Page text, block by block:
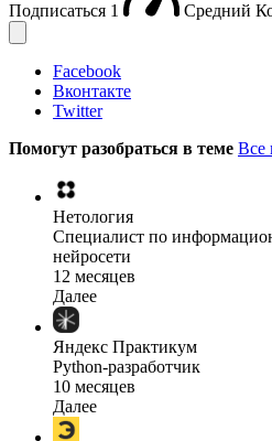
Подписаться 1 Средний
Facebook
Вконтакте
Twitter
Помогут разобраться в теме Все
Нетология
Специалист по
нейросети
12 месяцев
Далее
Яндекс Практикум
Python-разработчик
10 месяцев
Далее